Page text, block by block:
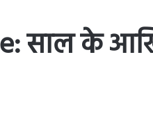
साल के